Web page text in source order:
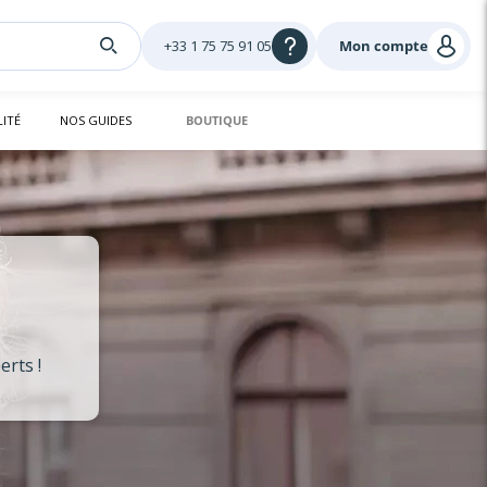
Mon compte
+33 1 75 75 91 05
NOS GUIDES BOUTIQUE
!